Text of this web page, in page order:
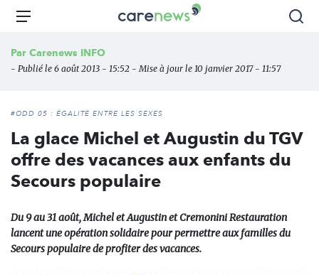
Aller
principal
Carenews,
des
l'engagement
Menu
Par Carenews INFO
- Publié le 6 août 2013 - 15:52 - Mise à jour le 10 janvier 2017 - 11:57
#ODD 05 : ÉGALITÉ ENTRE LES SEXES
La glace Michel et Augustin du TGV
offre des vacances aux enfants du
Secours populaire
Du 9 au 31 août, Michel et Augustin et Cremonini Restauration
lancent une opération solidaire pour permettre aux familles du
Secours populaire de profiter des vacances.